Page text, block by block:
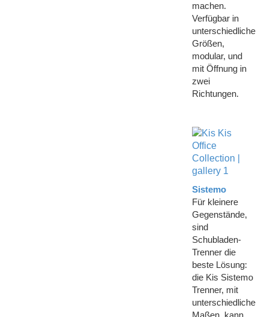
machen.
Verfügbar in
unterschiedliche
Größen,
modular, und
mit Öffnung in
zwei
Richtungen.
Sistemo
Für kleinere
Gegenstände,
sind
Schubladen-
Trenner die
beste Lösung:
die Kis Sistemo
Trenner, mit
unterschiedliche
Maßen, kann